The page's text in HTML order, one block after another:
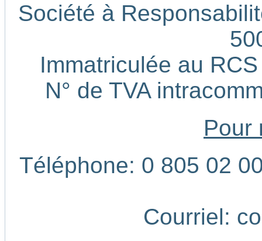
Société à
Immatriculée au
N° de TVA
Pour
Téléphone: 0 805 02
Courriel: